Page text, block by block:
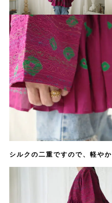
シルクの二重ですので、軽や